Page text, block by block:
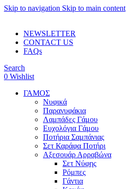
Skip to navigation Skip to main content
NEWSLETTER
CONTACT US
FAQs
Search
0 Wishlist
ΓΑΜΟΣ
Νυφικά
Παρανυφάκια
Λαμπάδες Γάμου
Ευχολόγια Γάμου
Ποτήρια Σαμπάνιας
Σετ Καράφα Ποτήρι
Αξεσουάρ Αρραβώνα
Σετ Νύφης
Ρόμπες
Γάντια